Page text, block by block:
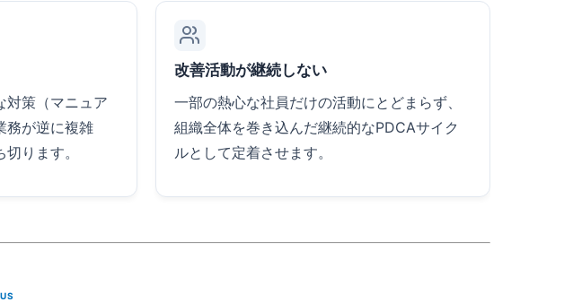
対策（マニュア
務が逆に複雑
ります。
改善活動が継続しない
一部の熱心な社員だけの活動にとどまらず、
組織全体を巻き込んだ継続的なPDCAサイク
ルとして定着させます。